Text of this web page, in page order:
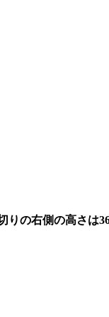
の右側の高さは